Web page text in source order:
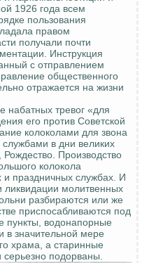
1926 года всем
пользования
правом
получали почти
Инструкция
с отправлением
общественного
отражается на жизни
набатных тревог «для
его против Советской
колоколами для звона
службами в дни великих
Рождество. Производство
колокола
праздничных службах. И
ликвидации молитвенных
разбираются или же
приспосабливаются под
пункты, водонапорные
в значительной мере
храма, а старинные
серьезно подорваны.